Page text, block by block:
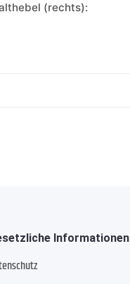
(rechts):
Informationen